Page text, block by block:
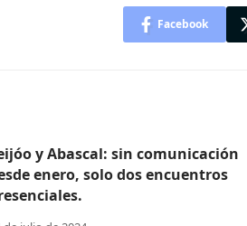
Facebook
y Abascal: sin comunicación
enero, solo dos encuentros